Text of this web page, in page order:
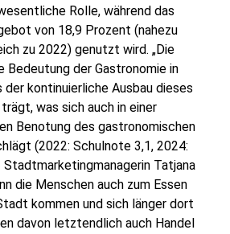
Rolle, während das
von 18,9 Prozent (nahezu
zu 2022) genutzt wird. „Die
Bedeutung der Gastronomie in
der kontinuierliche Ausbau dieses
was sich auch in einer
Benotung des gastronomischen
(2022: Schulnote 3,1, 2024:
Stadtmarketingmanagerin Tatjana
die Menschen auch zum Essen
kommen und sich länger dort
davon letztendlich auch Handel